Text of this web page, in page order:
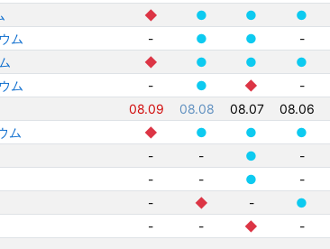
◆ ● ● ●
ム
- ● ● -
◆ ● ● ●
ム
- ● ◆ -
08.09 08.08 08.07 08.06
ム
◆ ● ● ●
- - ● -
- - ● -
- ◆ - ●
- - ◆ -